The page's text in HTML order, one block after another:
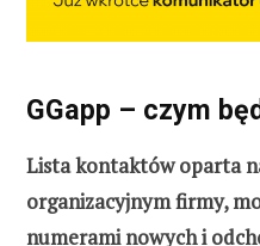
GGapp – czym
Lista kontaktów oparta
organizacyjnym firmy,
numerami nowych i